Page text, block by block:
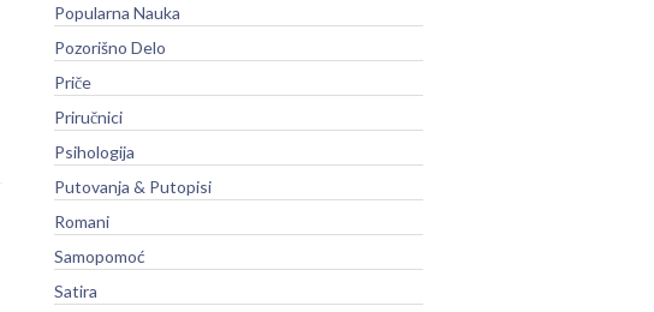
Popularna Nauka
Pozorišno Delo
Priče
Priručnici
Psihologija
Putovanja & Putopisi
Romani
Samopomoć
Satira